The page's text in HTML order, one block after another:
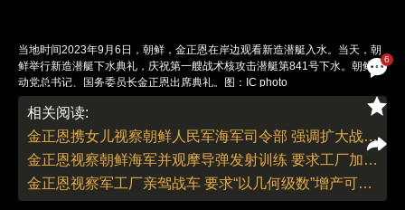
6
当地时间2023年9月6日，朝鲜，金正恩在岸边观看新造潜艇入水。当天，朝
鲜举行新造潜艇下水典礼，庆祝第一艘战术核攻击潜艇第841号下水。朝鲜劳
动党总书记、国务委员长金正恩出席典礼。图：IC photo
责任编辑：陈奕帆（实习） 董德 | 版面编辑：李丛汛
相关阅读:
金正恩携女儿视察朝鲜人民军海军司令部 强调扩大战术核运用
金正恩视察朝鲜海军并观摩导弹发射训练 要求工厂加快战备生产
金正恩视察军工厂亲驾战车 要求“以几何级数”增产可控火箭炮弹